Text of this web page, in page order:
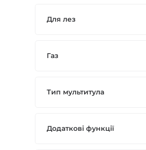
Для лез
Газ
Тип мультитула
Додаткові функції